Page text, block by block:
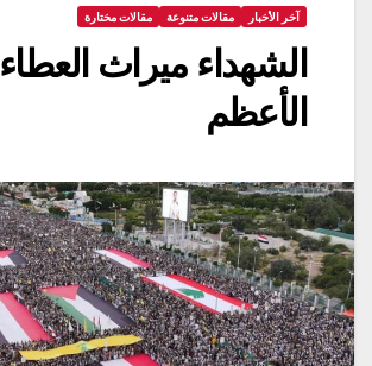
آخر الأخبار مقالات متنوعة مقالات مختارة
الشهداء ميراث العطاء
الأعظم